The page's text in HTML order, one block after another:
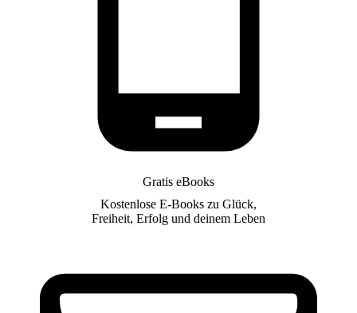
Gratis eBooks
Kostenlose E-Books zu Glück,
Freiheit, Erfolg und deinem Leben